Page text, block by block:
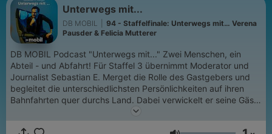
Unterwegs mit...
DB MOBIL
94 - Staffelfinale: Unterwegs mit… Verena
Pausder & Felicia Mutterer
DB MOBIL Podcast "Unterwegs mit..." Zwei Menschen, ein
Abteil - und Abfahrt! Für Staffel 3 übernimmt Moderator und
Journalist Sebastian E. Merget die Rolle des Gastgebers und
begleitet die unterschiedlichsten Persönlichkeiten auf ihren
Bahnfahrten quer durchs Land. Dabei verwickelt er seine Gäste
in spannende Gespräche über Gesellschaft und Kultur und